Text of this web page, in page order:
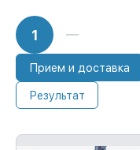
1
Прием и доставка
Результат